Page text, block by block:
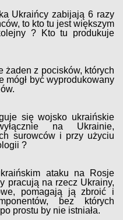
Ukraińcy zabijają 6 razy
to kto tu jest większym
? Kto tu produkuje
żaden z pocisków, których
mógł być wyprodukowany
się wojsko ukraińskie
na Ukrainie,
surowców i przy użyciu
?
ataku na Rosje
pracują na rzecz Ukrainy,
pomagają ją zbroić i
bez których
prostu by nie istniała.